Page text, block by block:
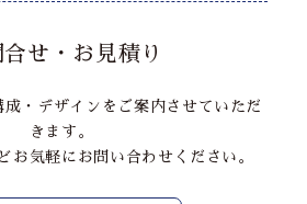
合せ・お見積り
・デザインをご案内させていただ
きます。
お気軽にお問い合わせください。